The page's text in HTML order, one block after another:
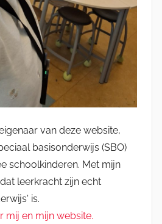
van deze website,
basisonderwijs (SBO)
schoolkinderen. Met mijn
leerkracht zijn echt
is.
mij en mijn website.